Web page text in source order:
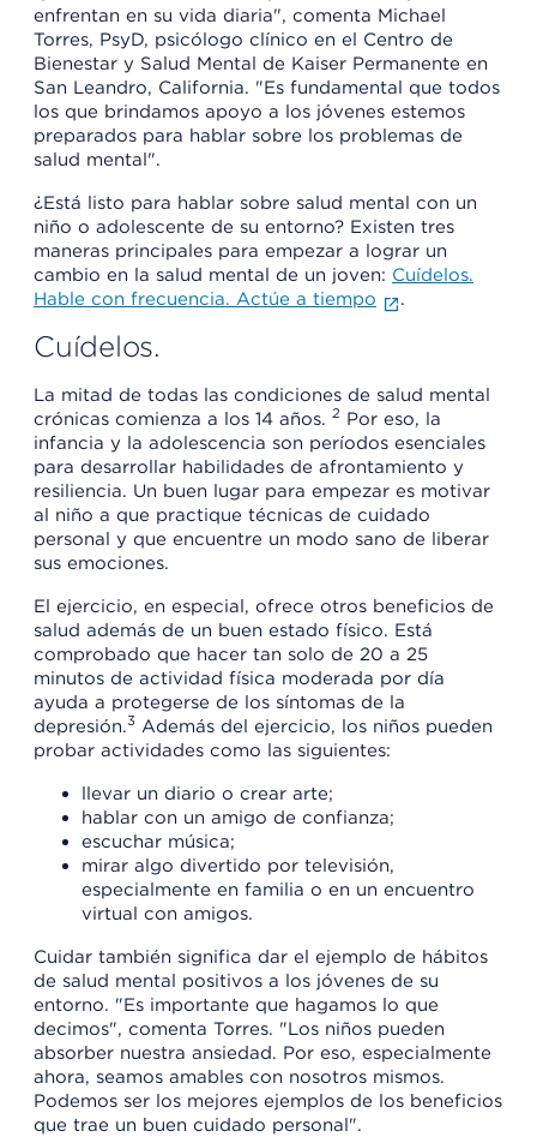
enfrentan en su vida diaria", comenta Michael
Torres, PsyD, psicólogo clínico en el Centro de
Bienestar y Salud Mental de Kaiser Permanente en
San Leandro, California. "Es fundamental que todos
los que brindamos apoyo a los jóvenes estemos
preparados para hablar sobre los problemas de
salud mental".
¿Está listo para hablar sobre salud mental con un
niño o adolescente de su entorno? Existen tres
maneras principales para empezar a lograr un
cambio en la salud mental de un joven: Cuídelos.
Hable con frecuencia. Actúe a tiempo
.
Cuídelos.
La mitad de todas las condiciones de salud mental
crónicas comienza a los 14 años. 2 Por eso, la
infancia y la adolescencia son períodos esenciales
para desarrollar habilidades de afrontamiento y
resiliencia. Un buen lugar para empezar es motivar
al niño a que practique técnicas de cuidado
personal y que encuentre un modo sano de liberar
sus emociones.
El ejercicio, en especial, ofrece otros beneficios de
salud además de un buen estado físico. Está
comprobado que hacer tan solo de 20 a 25
minutos de actividad física moderada por día
ayuda a protegerse de los síntomas de la
depresión.3 Además del ejercicio, los niños pueden
probar actividades como las siguientes:
llevar un diario o crear arte;
hablar con un amigo de confianza;
escuchar música;
mirar algo divertido por televisión,
especialmente en familia o en un encuentro
virtual con amigos.
Cuidar también significa dar el ejemplo de hábitos
de salud mental positivos a los jóvenes de su
entorno. "Es importante que hagamos lo que
decimos", comenta Torres. "Los niños pueden
absorber nuestra ansiedad. Por eso, especialmente
ahora, seamos amables con nosotros mismos.
Podemos ser los mejores ejemplos de los beneficios
que trae un buen cuidado personal".